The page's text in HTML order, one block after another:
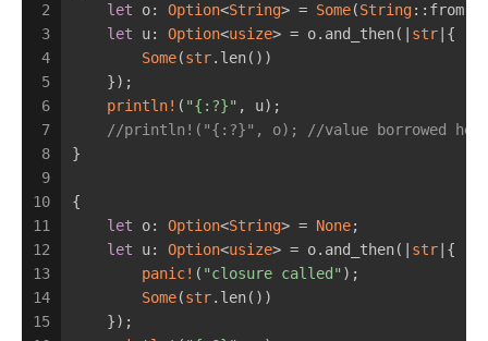
2
3
4
5
6
7
8
9
10
11
12
13
14
15
let o: Option<String> = Some(String::from(
let u: Option<usize> = o.and_then(| str |{
Some(str.len())
    });
println! ( "{:?}" , u);
//println!("{:?}", o); //value borrowed here
}
{
let o: Option<String> = None;
let u: Option<usize> = o.and_then(| str |{
panic! ( "closure called" );
Some(str.len())
    });